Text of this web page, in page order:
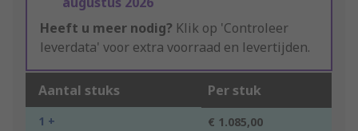
Heeft u meer nodig? Klik op 'Controleer
leverdata' voor extra voorraad en levertijden.
Aantal stuks Per stuk
1 + € 1.085,00